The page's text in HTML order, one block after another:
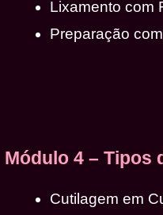
Lixamento com
Preparação
Módulo 4 – Tipos
Cutilagem em